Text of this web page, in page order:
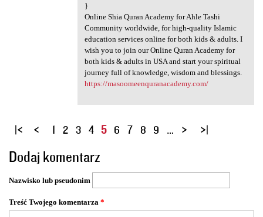
}
Online Shia Quran Academy for Ahle Tashi
Community worldwide, for high-quality Islamic
education services online for both kids & adults. I
wish you to join our Online Quran Academy for
both kids & adults in USA and start your spiritual
journey full of knowledge, wisdom and blessings.
https://masoomeenquranacademy.com/
S
r
o
y
1 2 3 4 5 6 7 8 9 …
Dodaj komentarz
Nazwisko lub pseudonim
Treść Twojego komentarza *